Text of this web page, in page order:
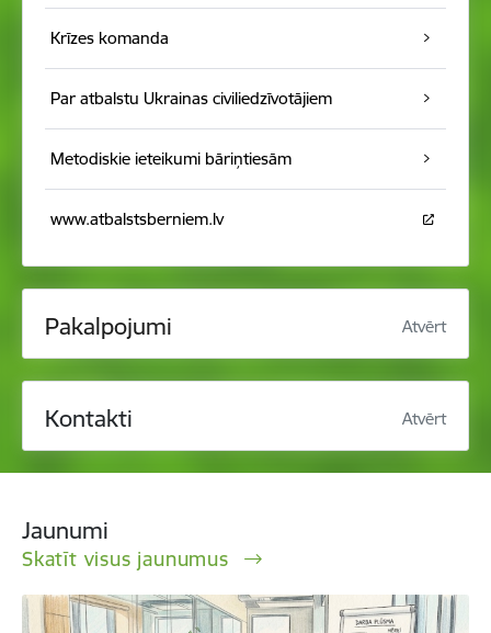
Krīzes komanda
Par atbalstu Ukrainas civiliedzīvotājiem
Metodiskie ieteikumi bāriņtiesām
www.atbalstsberniem.lv
Pakalpojumi Atvērt
Kontakti Atvērt
Jaunumi
Skatīt visus jaunumus